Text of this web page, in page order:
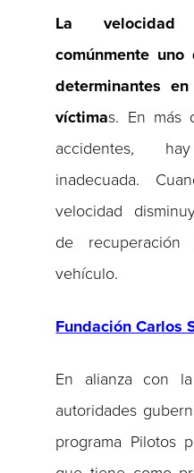
La velocidad
comúnmente
determinantes
víctimas. En más
accidentes,
inadecuada.
velocidad
de
vehículo.
Fundación Carlos
En alianza con
autoridades
programa Pilotos